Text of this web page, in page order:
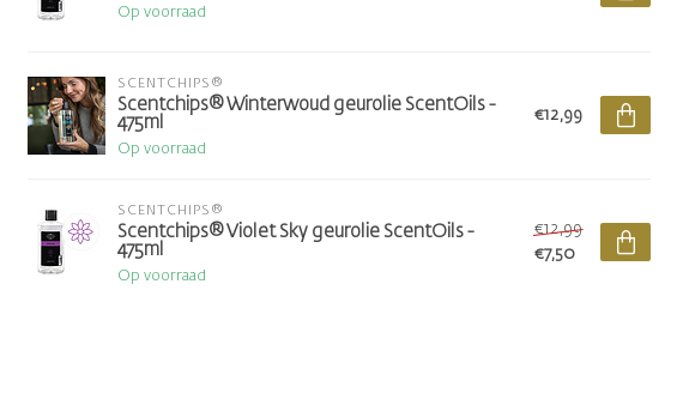
Op voorraad
SCENTCHIPS®
Scentchips® Winterwoud geurolie ScentOils -
475ml
Op voorraad
€12,99
SCENTCHIPS®
Scentchips® Violet Sky geurolie ScentOils -
475ml
Op voorraad
€12,99
€7,50